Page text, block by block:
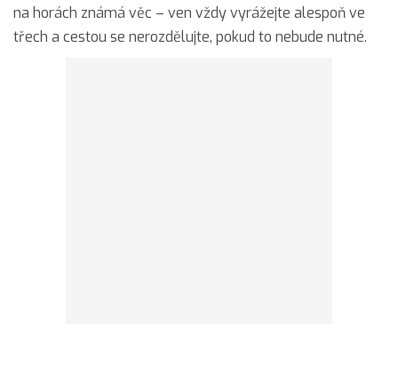
na horách známá věc – ven vždy vyrážejte alespoň ve
třech a cestou se nerozdělujte, pokud to nebude nutné.